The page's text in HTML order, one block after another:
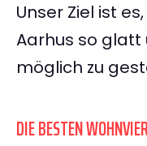
Unser Ziel ist
Aarhus so
möglich zu
DIE BESTEN